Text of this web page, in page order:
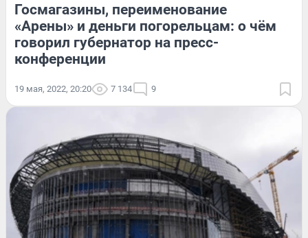
Госмагазины, переименование
«Арены» и деньги погорельцам: о чём
говорил губернатор на пресс-
конференции
19 мая, 2022, 20:20 7 134 9